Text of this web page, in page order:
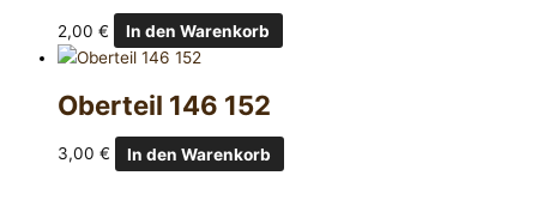
2,00 € In den Warenkorb
Oberteil 146 152
3,00 € In den Warenkorb